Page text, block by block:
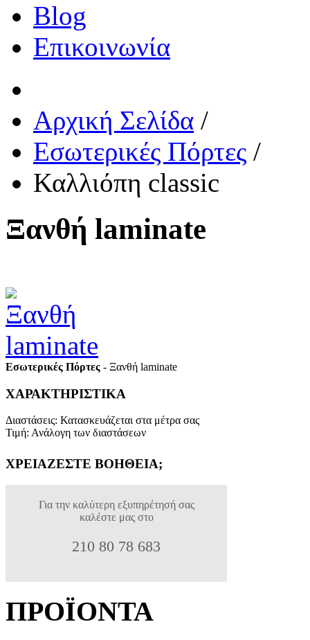
Blog
Επικοινωνία
Αρχική Σελίδα /
Εσωτερικές Πόρτες /
Καλλιόπη classic
Ξανθή laminate
Εσωτερικές Πόρτες - Ξανθή laminate
ΧΑΡΑΚΤΗΡΙΣΤΙΚΑ
Διαστάσεις: Κατασκευάζεται στα μέτρα σας
Τιμή: Ανάλογη των διαστάσεων
ΧΡΕΙΑΖΕΣΤΕ ΒΟΗΘΕΙΑ;
Για την καλύτερη εξυπηρέτησή σας
καλέστε μας στο
210 80 78 683
ΠΡΟΪΟΝΤΑ